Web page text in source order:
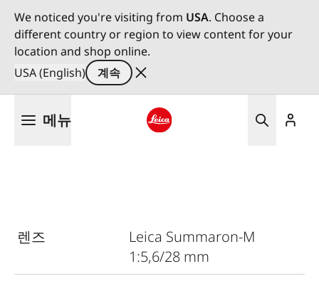
We noticed you're visiting from USA. Choose a
different country or region to view content for your
location and shop online.
USA (English)
계속
메뉴
렌즈
Leica Summaron-M
1:5,6/28 mm